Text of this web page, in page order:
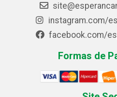
instagram.com/
facebook.com/
Formas de